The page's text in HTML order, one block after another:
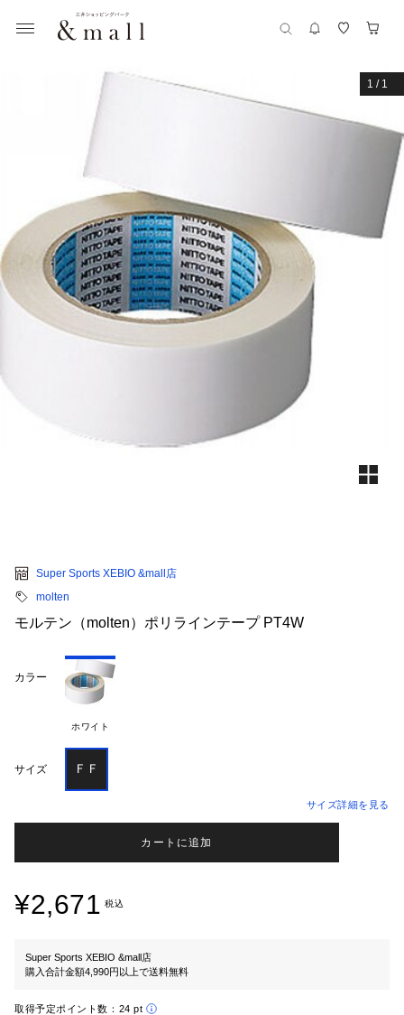
1 / 1
Super Sports XEBIO &mall店
molten
モルテン（molten）ポリラインテープ PT4W
カラー
ホワイト
サイズ ＦＦ
サイズ詳細を見る
カートに追加
¥2,671 税込
Super Sports XEBIO &mall店
購入合計金額4,990円以上で送料無料
取得予定ポイント数： 24 pt